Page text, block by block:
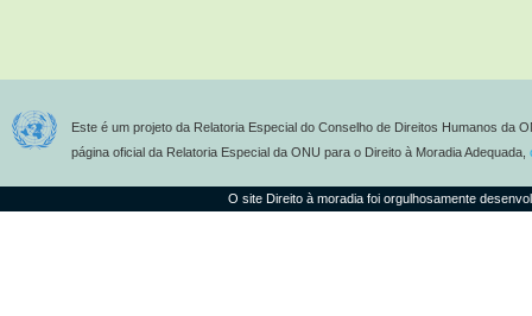
Este é um projeto da Relatoria Especial do Conselho de Direitos Humanos da
página oficial da Relatoria Especial da ONU para o Direito à Moradia Adequada,
O site Direito à moradia foi orgulhosamente